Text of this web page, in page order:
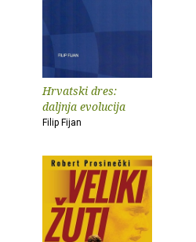
Hrvatski dres:
daljnja evolucija
Filip Fijan